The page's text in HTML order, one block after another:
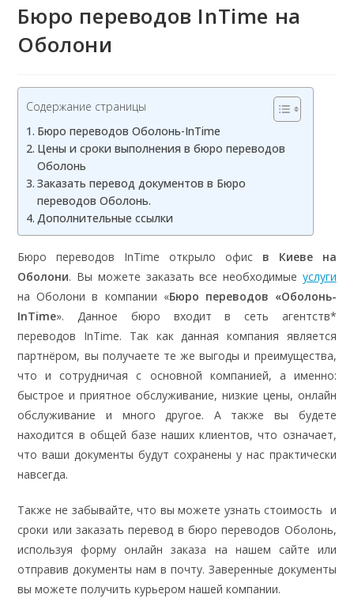
Бюро переводов InTime на
Оболони
Содержание страницы
Бюро переводов Оболонь-InTime
Цены и сроки выполнения в бюро переводов
Оболонь
Заказать перевод документов в Бюро
переводов Оболонь.
Дополнительные ссылки
Бюро переводов InTime открыло офис в Киеве на
Оболони. Вы можете заказать все необходимые услуги
на Оболони в компании «Бюро переводов «Оболонь-
InTime». Данное бюро входит в сеть агентств*
переводов InTime. Так как данная компания является
партнёром, вы получаете те же выгоды и преимущества,
что и сотрудничая с основной компанией, а именно:
быстрое и приятное обслуживание, низкие цены, онлайн
обслуживание и много другое. А также вы будете
находится в общей базе наших клиентов, что означает,
что ваши документы будут сохранены у нас практически
навсегда.
Также не забывайте, что вы можете узнать стоимость и
сроки или заказать перевод в бюро переводов Оболонь,
используя форму онлайн заказа на нашем сайте или
отправив документы нам в почту. Заверенные документы
вы можете получить курьером нашей компании.